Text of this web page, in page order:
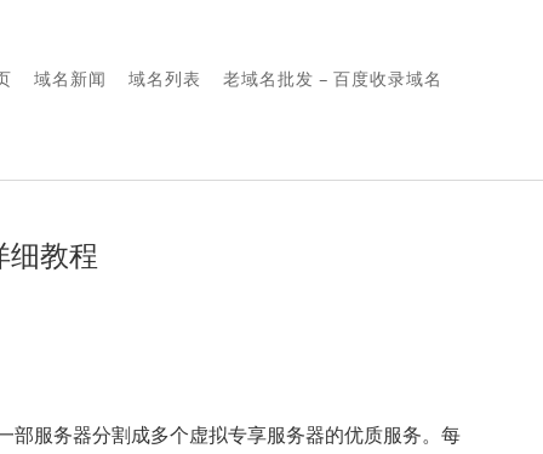
域名新闻 域名列表 老域名批发 – 百度收录域名
细教程
部服务器分割成多个虚拟专享服务器的优质服务。每